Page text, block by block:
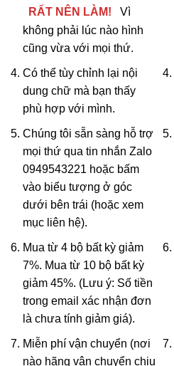
RẤT NÊN LÀM!
Vì
không phải lúc nào hình
cũng vừa với mọi thứ.
Có thể tùy chỉnh lại nội
dung chữ mà bạn thấy
phù hợp với mình.
Chúng tôi sẵn sàng hỗ trợ
mọi thứ qua tin nhắn Zalo
0949543221 hoặc bấm
vào biểu tượng ở góc
dưới bên trái (hoặc xem
mục liên hệ).
Mua từ 4 bộ bất kỳ giảm
7%. Mua từ 10 bộ bất kỳ
giảm 45%. (Lưu ý: Số tiền
trong email xác nhận đơn
là chưa tính giảm giá).
Miễn phí vận chuyển (nơi
nào hãng vận chuyển chịu